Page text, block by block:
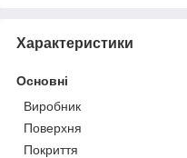
Характеристики
Основні
Виробник
Поверхня
Покриття